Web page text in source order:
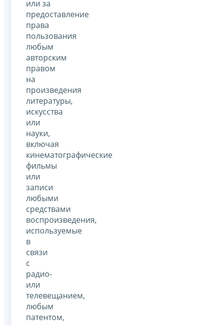
или за
предоставление
права
пользования
любым
авторским
правом
на
произведения
литературы,
искусства
или
науки,
включая
кинематографические
фильмы
или
записи
любыми
средствами
воспроизведения,
используемые
в
связи
с
радио-
или
телевещанием,
любым
патентом,